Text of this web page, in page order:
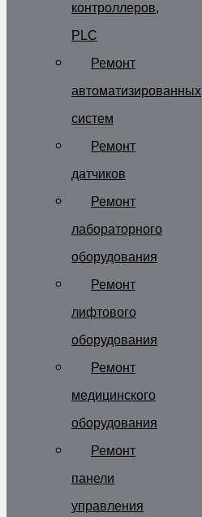
контроллеров,
PLC
Ремонт
автоматизированных
систем
Ремонт
датчиков
Ремонт
лабораторного
оборудования
Ремонт
лифтового
оборудования
Ремонт
медицинского
оборудования
Ремонт
панели
управления